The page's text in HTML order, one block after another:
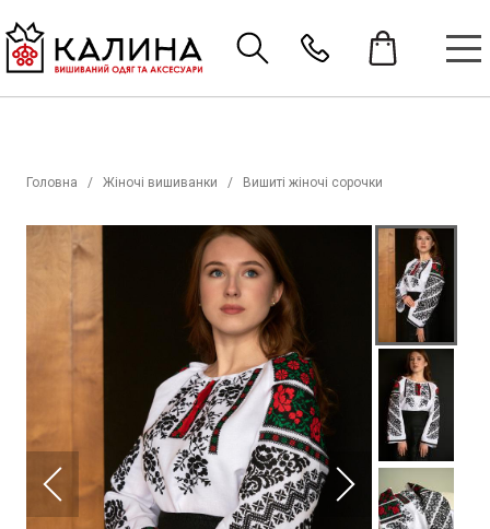
Головна Жіночі вишиванки Вишиті жіночі сорочки